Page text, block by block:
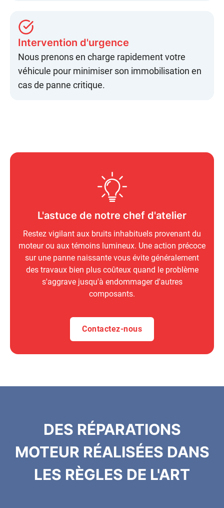
Intervention d'urgence
Nous prenons en charge rapidement votre
véhicule pour minimiser son immobilisation en
cas de panne critique.
L'astuce de notre chef d'atelier
Restez vigilant aux bruits inhabituels provenant du
moteur ou aux témoins lumineux. Une action précoce
sur une panne naissante vous évite généralement
des travaux bien plus coûteux quand le problème
s'aggrave jusqu'à endommager d'autres
composants.
Contactez-nous
DES RÉPARATIONS
MOTEUR RÉALISÉES DANS
LES RÈGLES DE L'ART